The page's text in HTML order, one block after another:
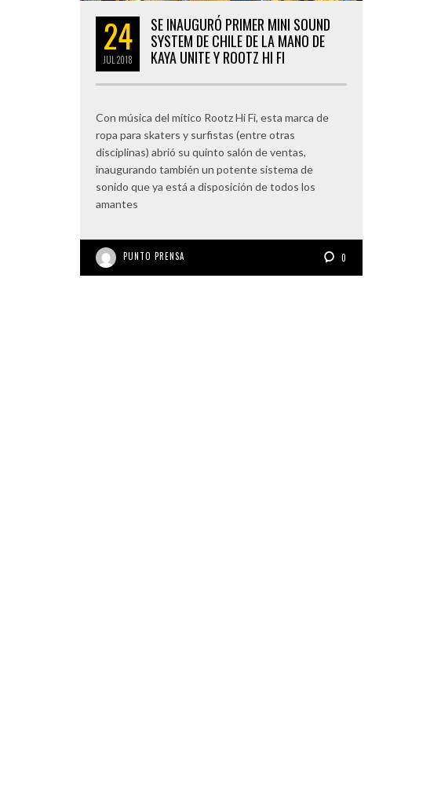
24
JUL 2018
SE INAUGURÓ PRIMER MINI SOUND
SYSTEM DE CHILE DE LA MANO DE
KAYA UNITE Y ROOTZ HI FI
Con música del mítico Rootz Hi Fi, esta marca de
ropa para skaters y surfistas (entre otras
disciplinas) abrió su quinto salón de ventas,
inaugurando también un potente sistema de
sonido que ya está a disposición de todos los
amantes
PUNTO PRENSA 0